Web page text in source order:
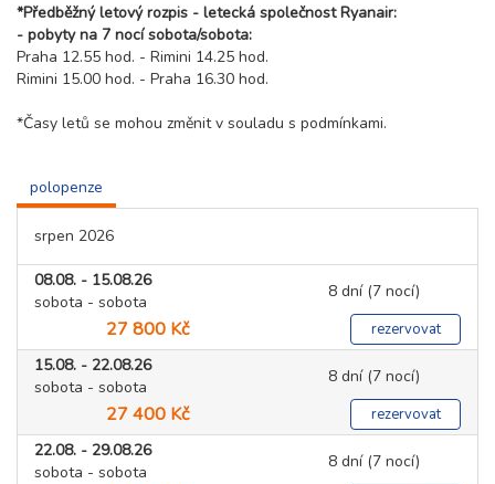
*Předběžný letový rozpis - letecká společnost Ryanair:
- pobyty na 7 nocí sobota/sobota:
Praha 12.55 hod. - Rimini 14.25 hod.
Rimini 15.00 hod. - Praha 16.30 hod.
*Časy letů se mohou změnit v souladu s podmínkami.
polopenze
srpen 2026
08.08. - 15.08.26
sobota - sobota
8 dní (7 nocí)
27 800 Kč rezervovat
15.08. - 22.08.26
sobota - sobota
8 dní (7 nocí)
27 400 Kč rezervovat
22.08. - 29.08.26
sobota - sobota
8 dní (7 nocí)